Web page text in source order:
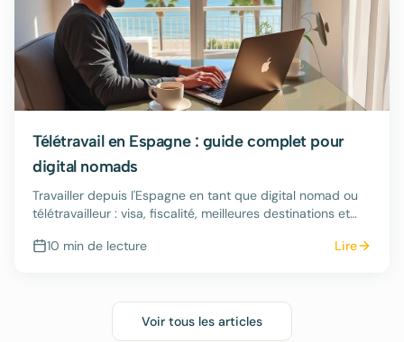
Télétravail en Espagne : guide complet pour
digital nomads
Travailler depuis l'Espagne en tant que digital nomad ou
télétravailleur : visa, fiscalité, meilleures destinations et
10 min de lecture Lire
Voir tous les articles